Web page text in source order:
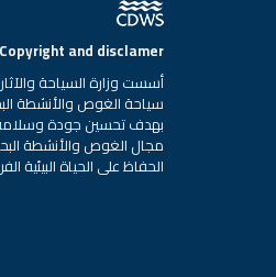
Copyright and disclamer
أسست وزارة السياحة
بهدف تحسين جودة
مجال الغوص والأنشطة
الحفاظ على الحياة البيئية